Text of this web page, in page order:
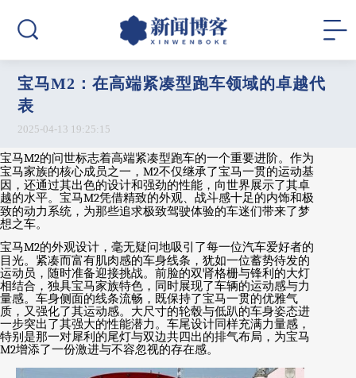
宝马M2：在高端紧凑型跑车领域的卓越代
表
2025-04-13 19:25:15
宝马M2的问世标志着高端紧凑型跑车的一个重要进阶。作为
宝马家族的核心成员之一， M2不仅继承了宝马一贯的运动基
因，还通过其出色的设计和强劲的性能，向世界展示了其卓
越的水平。宝马M2凭借精致的外观、战斗感十足的内饰和极
致的动力系统，为那些追求极致驾驶体验的车迷们带来了梦
想之车。
宝马M2的外观设计，毫无疑问地吸引了每一位汽车爱好者的
目光。紧凑而富有肌肉感的车身线条，犹如一位蓄势待发的
运动员，随时准备迎接挑战。前脸的双肾格栅与锋利的大灯
相结合，独具宝马家族特色，同时展现了车辆的运动感与力
量感。车身侧面的线条流畅，既保持了宝马一贯的优雅气
质，又强化了其运动感。大尺寸的轮毂与低趴的车身姿态进
一步突出了其强大的性能潜力。车尾设计同样充满力量感，
特别是那一对犀利的尾灯与双边共四出的排气布局，为宝马
M2增添了一份激进与不容忽视的存在感。